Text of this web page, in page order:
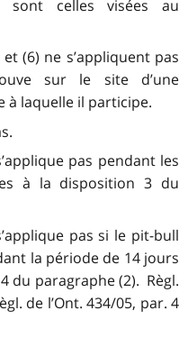
sont celles visées au
(6) ne s’appliquent pas
sur le site d’une
à laquelle il participe.
pas pendant les
à la disposition 3 du
pas si le pit-bull
la période de 14 jours
du paragraphe (2). Règl.
de l’Ont. 434/05, par. 4